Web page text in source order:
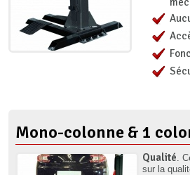
Mono-colonne & 1
Qualité.
sur la